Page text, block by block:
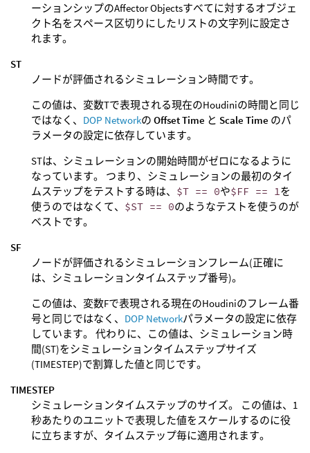
ーションシップのAffector Objectsすべてに対するオブジェ
クト名をスペース区切りにしたリストの文字列に設定さ
れます。
ST
ノードが評価されるシミュレーション時間です。
この値は、変数Tで表現される現在のHoudiniの時間と同じ
ではなく、 DOP Networkの Offset Time と Scale Time のパ
ラメータの設定に依存しています。
STは、シミュレーションの開始時間がゼロになるように
なっています。 つまり、シミュレーションの最初のタイ
ムステップをテストする時は、 $T == 0や$FF == 1 を
使うのではなくて、 $ST == 0のようなテストを使うのが
ベストです。
SF
ノードが評価されるシミュレーションフレーム(正確に
は、シミュレーションタイムステップ番号)。
この値は、変数Fで表現される現在のHoudiniのフレーム番
号と同じではなく、 DOP Networkパラメータの設定に依存
しています。 代わりに、この値は、シミュレーション時
間(ST)をシミュレーションタイムステップサイズ
(TIMESTEP)で割算した値と同じです。
TIMESTEP
シミュレーションタイムステップのサイズ。 この値は、1
秒あたりのユニットで表現した値をスケールするのに役
に立ちますが、タイムステップ毎に適用されます。